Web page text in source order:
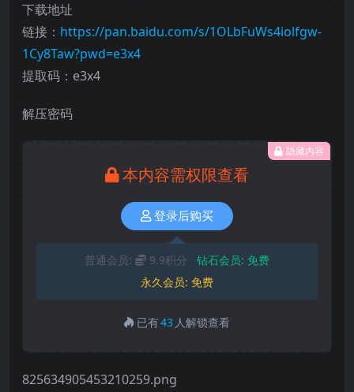
下载地址
链接： https://pan.baidu.com/s/1OLbFuWs4iolfgw-
1Cy8Taw?pwd=e3x4
提取码：e3x4
解压密码
隐藏内容
本内容需权限查看
登录后购买
普通会员: 9.9积分 钻石会员: 免费
永久会员: 免费
已有43 人解锁查看
825634905453210259.png